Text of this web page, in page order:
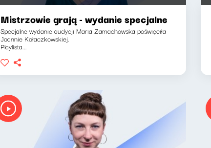
Mistrzowie grają - wydanie specjalne
Specjalne wydanie audycji Maria Zamachowska poświęciła
Joannie Kołaczkowskiej.
Playlista...